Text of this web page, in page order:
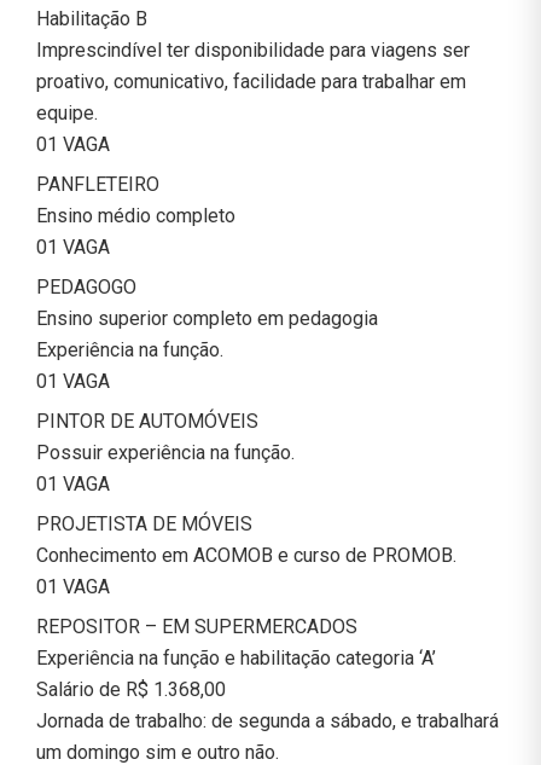
Habilitação B
Imprescindível ter disponibilidade para viagens ser
proativo, comunicativo, facilidade para trabalhar em
equipe.
01 VAGA
PANFLETEIRO
Ensino médio completo
01 VAGA
PEDAGOGO
Ensino superior completo em pedagogia
Experiência na função.
01 VAGA
PINTOR DE AUTOMÓVEIS
Possuir experiência na função.
01 VAGA
PROJETISTA DE MÓVEIS
Conhecimento em ACOMOB e curso de PROMOB.
01 VAGA
REPOSITOR – EM SUPERMERCADOS
Experiência na função e habilitação categoria ‘A’
Salário de R$ 1.368,00
Jornada de trabalho: de segunda a sábado, e trabalhará
um domingo sim e outro não.